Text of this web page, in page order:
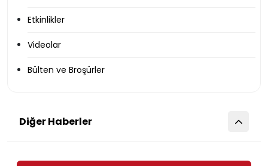
Etkinlikler
Videolar
Bülten ve Broşürler
Diğer Haberler